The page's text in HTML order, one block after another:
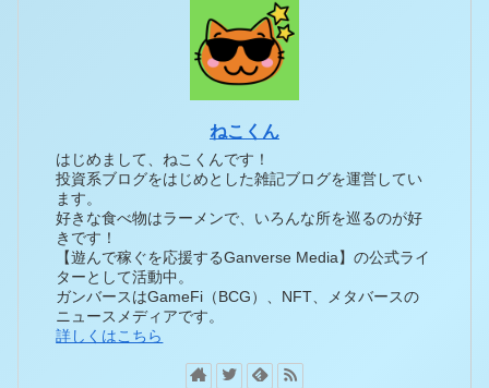
ねこくん
はじめまして、ねこくんです！
投資系ブログをはじめとした雑記ブログを運営してい
ます。
好きな食べ物はラーメンで、いろんな所を巡るのが好
きです！
【遊んで稼ぐを応援するGanverse Media】の公式ライ
ターとして活動中。
ガンバースはGameFi（BCG）、NFT、メタバースの
ニュースメディアです。
詳しくはこちら